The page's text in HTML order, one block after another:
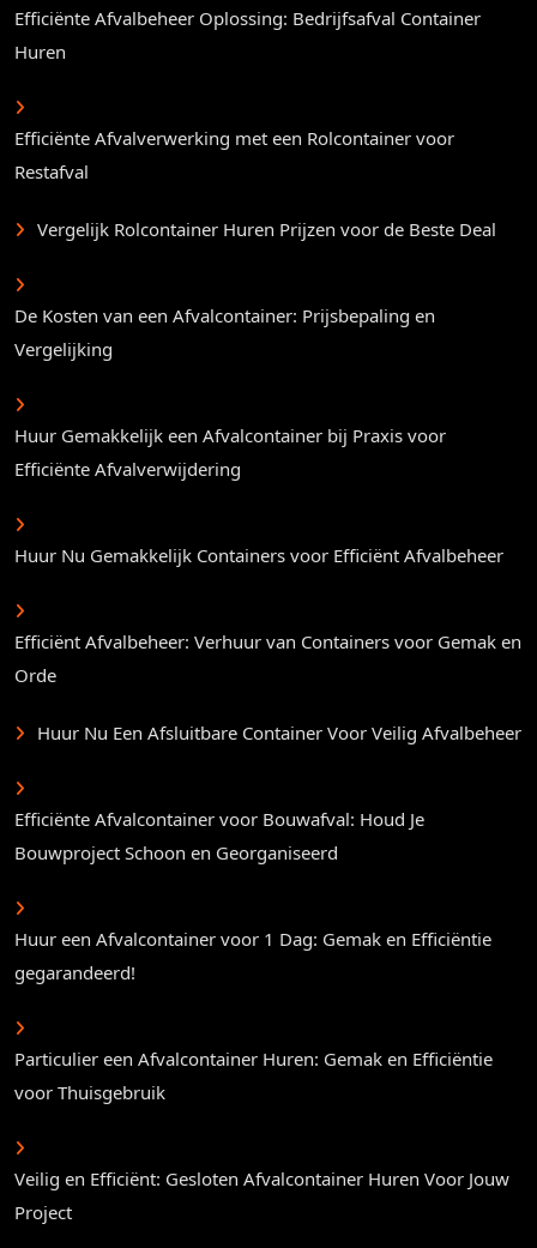
Efficiënte Afvalbeheer Oplossing: Bedrijfsafval Container
Huren
Efficiënte Afvalverwerking met een Rolcontainer voor
Restafval
Vergelijk Rolcontainer Huren Prijzen voor de Beste Deal
De Kosten van een Afvalcontainer: Prijsbepaling en
Vergelijking
Huur Gemakkelijk een Afvalcontainer bij Praxis voor
Efficiënte Afvalverwijdering
Huur Nu Gemakkelijk Containers voor Efficiënt Afvalbeheer
Efficiënt Afvalbeheer: Verhuur van Containers voor Gemak en
Orde
Huur Nu Een Afsluitbare Container Voor Veilig Afvalbeheer
Efficiënte Afvalcontainer voor Bouwafval: Houd Je
Bouwproject Schoon en Georganiseerd
Huur een Afvalcontainer voor 1 Dag: Gemak en Efficiëntie
gegarandeerd!
Particulier een Afvalcontainer Huren: Gemak en Efficiëntie
voor Thuisgebruik
Veilig en Efficiënt: Gesloten Afvalcontainer Huren Voor Jouw
Project